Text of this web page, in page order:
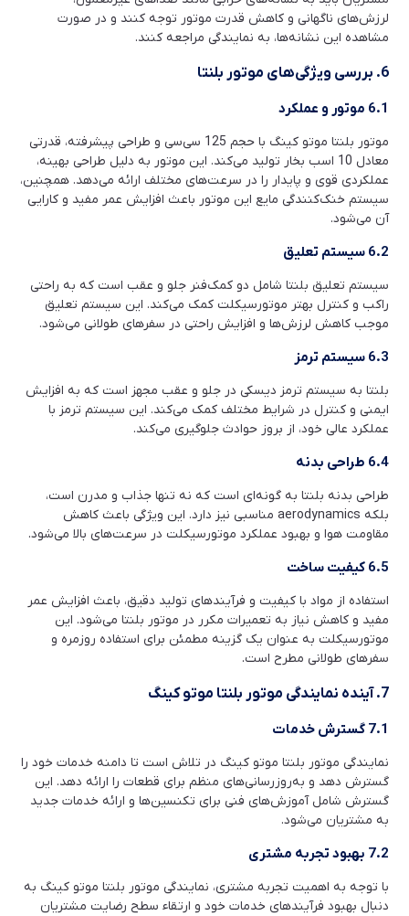
لرزش‌های ناگهانی و کاهش قدرت موتور توجه کنند و در صورت
مشاهده این نشانه‌ها، به نمایندگی مراجعه کنند.
6. بررسی ویژگی‌های موتور بلنتا
6.1 موتور و عملکرد
موتور بلنتا موتو کینگ با حجم 125 سی‌سی و طراحی پیشرفته، قدرتی
معادل 10 اسب بخار تولید می‌کند. این موتور به دلیل طراحی بهینه،
عملکردی قوی و پایدار را در سرعت‌های مختلف ارائه می‌دهد. همچنین،
سیستم خنک‌کنندگی مایع این موتور باعث افزایش عمر مفید و کارایی
آن می‌شود.
6.2 سیستم تعلیق
سیستم تعلیق بلنتا شامل دو کمک‌فنر جلو و عقب است که به راحتی
راکب و کنترل بهتر موتورسیکلت کمک می‌کند. این سیستم تعلیق
موجب کاهش لرزش‌ها و افزایش راحتی در سفرهای طولانی می‌شود.
6.3 سیستم ترمز
بلنتا به سیستم ترمز دیسکی در جلو و عقب مجهز است که به افزایش
ایمنی و کنترل در شرایط مختلف کمک می‌کند. این سیستم ترمز با
عملکرد عالی خود، از بروز حوادث جلوگیری می‌کند.
6.4 طراحی بدنه
طراحی بدنه بلنتا به گونه‌ای است که نه تنها جذاب و مدرن است،
بلکه aerodynamics مناسبی نیز دارد. این ویژگی باعث کاهش
مقاومت هوا و بهبود عملکرد موتورسیکلت در سرعت‌های بالا می‌شود.
6.5 کیفیت ساخت
استفاده از مواد با کیفیت و فرآیندهای تولید دقیق، باعث افزایش عمر
مفید و کاهش نیاز به تعمیرات مکرر در موتور بلنتا می‌شود. این
موتورسیکلت به عنوان یک گزینه مطمئن برای استفاده روزمره و
سفرهای طولانی مطرح است.
7. آینده نمایندگی موتور بلنتا موتو کینگ
7.1 گسترش خدمات
نمایندگی موتور بلنتا موتو کینگ در تلاش است تا دامنه خدمات خود را
گسترش دهد و به‌روزرسانی‌های منظم برای قطعات را ارائه دهد. این
گسترش شامل آموزش‌های فنی برای تکنسین‌ها و ارائه خدمات جدید
به مشتریان می‌شود.
7.2 بهبود تجربه مشتری
با توجه به اهمیت تجربه مشتری، نمایندگی موتور بلنتا موتو کینگ به
دنبال بهبود فرآیندهای خدمات خود و ارتقاء سطح رضایت مشتریان